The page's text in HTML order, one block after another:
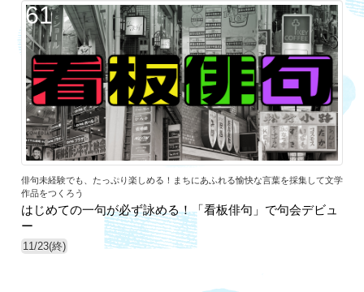
61
俳句未経験でも、たっぷり楽しめる！まちにあふれる愉快な言葉を採集して文学
作品をつくろう
はじめての一句が必ず詠める！「看板俳句」で句会デビュ
ー
11/23(終)